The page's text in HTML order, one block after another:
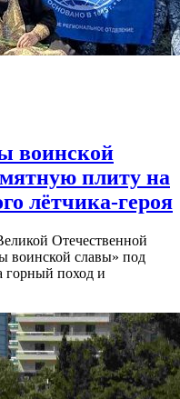
воинской
плиту на
лётчика-героя
Отечественной
воинской славы» под
горный поход и